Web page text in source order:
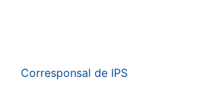
Corresponsal de IPS